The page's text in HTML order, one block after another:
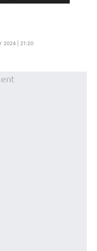
2024 | 21:20